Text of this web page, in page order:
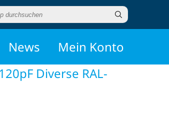
News
Mein Konto
Diverse RAL-